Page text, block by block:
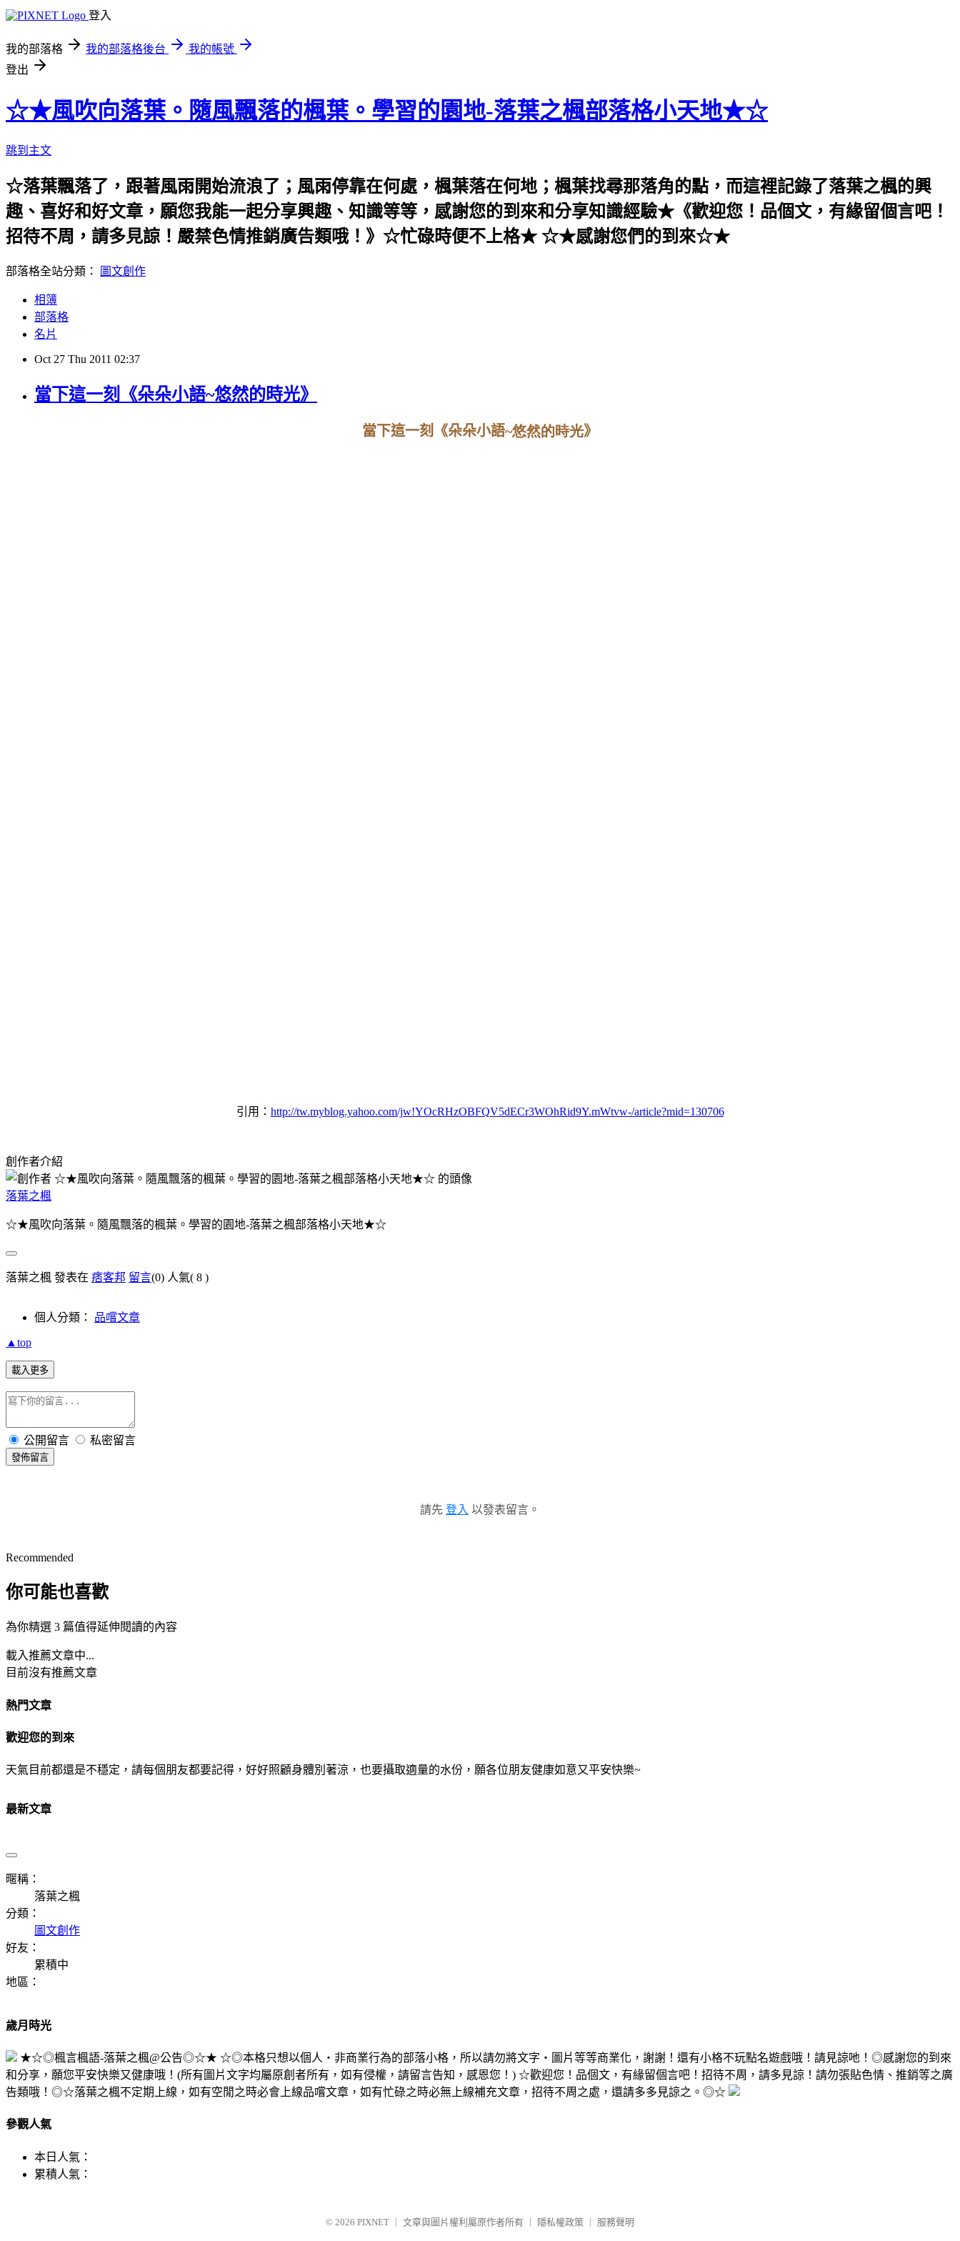
登入
我的部落格 我的部落格後台
我的帳號
登出
☆★風吹向落葉。隨風飄落的楓葉。學習的園地-落葉之楓部落格小天地★☆
跳到主文
☆落葉飄落了，跟著風雨開始流浪了；風雨停靠在何處，楓葉落在何地；楓葉找尋那落角的點，而這裡記錄了落葉之楓的興
趣、喜好和好文章，願您我能一起分享興趣、知識等等，感謝您的到來和分享知識經驗★《歡迎您！品個文，有緣留個言吧！
招待不周，請多見諒！嚴禁色情推銷廣告類哦！》☆忙碌時便不上格★ ☆★感謝您們的到來☆★
部落格全站分類： 圖文創作
相簿
部落格
名片
Oct 27 Thu 2011 02:37
當下這一刻《朵朵小語~悠然的時光》
當下這一刻《朵朵小語~悠然的時光》
引用： http://tw.myblog.yahoo.com/jw!YOcRHzOBFQV5dECr3WOhRid9Y.mWtvw-/article?mid=130706
創作者介紹
落葉之楓
☆★風吹向落葉。隨風飄落的楓葉。學習的園地-落葉之楓部落格小天地★☆
落葉之楓 發表在 痞客邦 留言(0) 人氣( 8 )
個人分類： 品嚐文章
▲top
載入更多
公開留言 私密留言
發佈留言
請先 登入 以發表留言。
Recommended
你可能也喜歡
為你精選 3 篇值得延伸閱讀的內容
載入推薦文章中...
目前沒有推薦文章
熱門文章
歡迎您的到來
天氣目前都還是不穩定，請每個朋友都要記得，好好照顧身體別著涼，也要攝取適量的水份，願各位朋友健康如意又平安快樂~
最新文章
暱稱：
落葉之楓
分類：
圖文創作
好友：
累積中
地區：
歲月時光
★☆◎楓言楓語-落葉之楓@公告◎☆★ ☆◎本格只想以個人‧非商業行為的部落小格，所以請勿將文字‧圖片等等商業化，謝謝！還有小格不玩點名遊戲哦！請見諒吔！◎感謝您的到來
和分享，願您平安快樂又健康哦！(所有圖片文字均屬原創者所有，如有侵權，請留言告知，感恩您！) ☆歡迎您！品個文，有緣留個言吧！招待不周，請多見諒！請勿張貼色情、推銷等之廣
告類哦！◎☆落葉之楓不定期上線，如有空閒之時必會上線品嚐文章，如有忙碌之時必無上線補充文章，招待不周之處，還請多多見諒之。◎☆
參觀人氣
本日人氣：
累積人氣：
© 2026 PIXNET 文章與圖片權利屬原作者所有 隱私權政策 服務聲明